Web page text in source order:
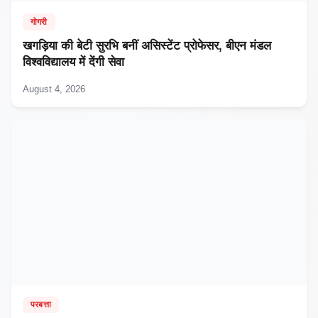
गोगरी
खगड़िया की बेटी सुरभि बनीं असिस्टेंट प्रोफेसर, बीएन मंडल
विश्वविद्यालय में देंगी सेवा
August 4, 2026
परबत्ता